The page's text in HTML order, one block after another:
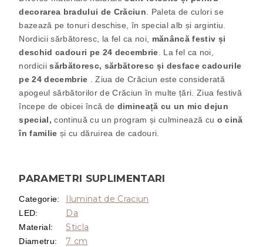
decorarea bradului de Crăciun . Paleta de culori se
bazează pe tonuri deschise, în special alb și argintiu.
Nordicii sărbătoresc, la fel ca noi, mănâncă festiv și
deschid cadouri pe 24 decembrie . La fel ca noi,
nordiciisărbătoresc, sărbătoresc și desface cadourile
pe 24 decembrie . Ziua de Crăciun este considerată
apogeul sărbătorilor de Crăciun în multe țări. Ziua festivă
începe de obicei încă de dimineață cu un mic dejun
special, continuă cu un program și culminează cu o cină
în familie și cu dăruirea de cadouri.
PARAMETRI SUPLIMENTARI
Categorie: Iluminat de Craciun
LED: Da
Material: Sticla
Diametru: 7 cm